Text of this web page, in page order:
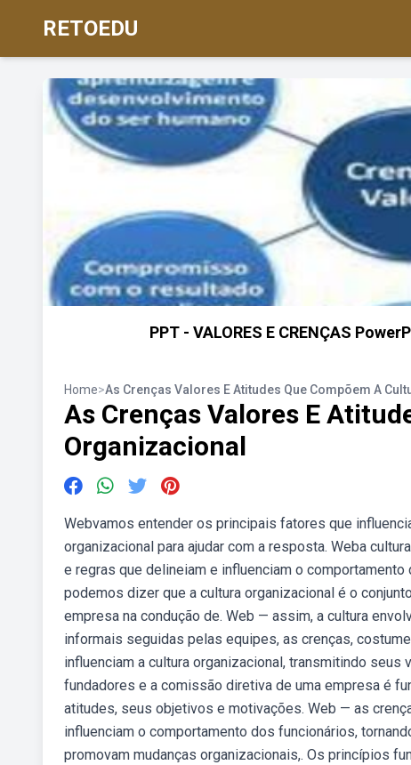
RETOEDU
PPT - VALORES E CRENÇAS
Home>As Crenças Valores E Atitudes Que Compõem A
As Crenças Valores E
Organizacional
Webvamos entender os principais fatores que
organizacional para ajudar com a resposta. Weba
e regras que delineiam e influenciam o
podemos dizer que a cultura organizacional é o
empresa na condução de. Web — assim, a cultura
informais seguidas pelas equipes, as crenças,
influenciam a cultura organizacional, transmitindo
fundadores e a comissão diretiva de uma empresa é
atitudes, seus objetivos e motivações. Web — as
influenciam o comportamento dos funcionários,
promovam mudanças organizacionais,. Os princípios